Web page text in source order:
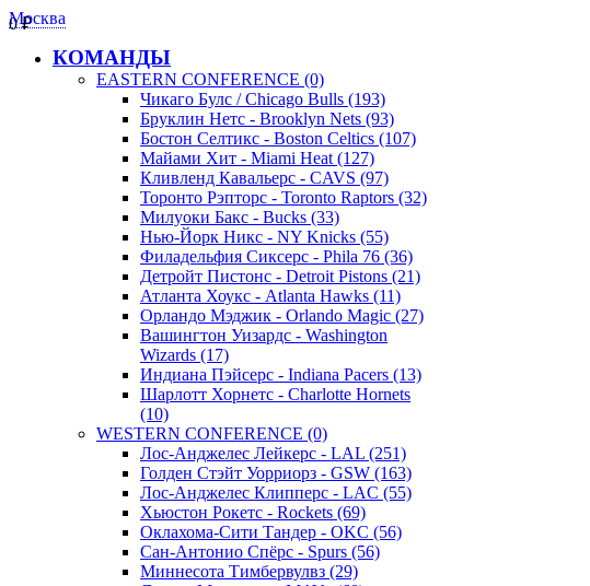
0₽
Москва
КОМАНДЫ
EASTERN CONFERENCE (0)
Чикаго Булс / Chicago Bulls (193)
Бруклин Нетс - Brooklyn Nets (93)
Бостон Селтикс - Boston Celtics (107)
Майами Хит - Miami Heat (127)
Кливленд Кавальерс - CAVS (97)
Торонто Рэпторс - Toronto Raptors (32)
Милуоки Бакс - Bucks (33)
Нью-Йорк Никс - NY Knicks (55)
Филадельфия Сиксерс - Phila 76 (36)
Детройт Пистонс - Detroit Pistons (21)
Атланта Хоукс - Atlanta Hawks (11)
Орландо Мэджик - Orlando Magic (27)
Вашингтон Уизардс - Washington
Wizards (17)
Индиана Пэйсерс - Indiana Pacers (13)
Шарлотт Хорнетс - Charlotte Hornets
(10)
WESTERN CONFERENCE (0)
Лос-Анджелес Лейкерс - LAL (251)
Голден Стэйт Уорриорз - GSW (163)
Лос-Анджелес Клипперс - LAC (55)
Хьюстон Рокетс - Rockets (69)
Оклахома-Сити Тандер - OKC (56)
Сан-Антонио Спёрс - Spurs (56)
Миннесота Тимбервулвз (29)